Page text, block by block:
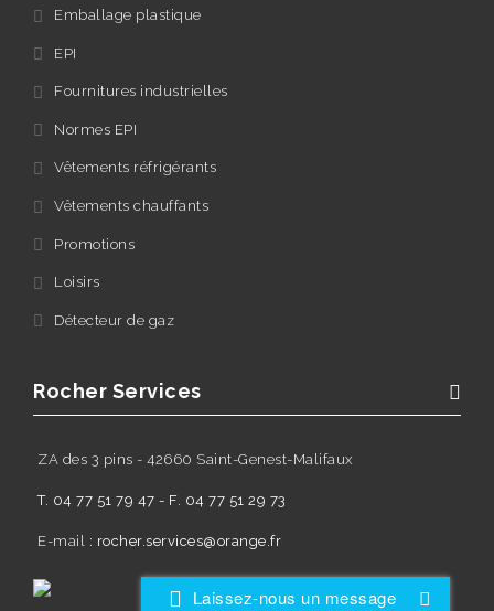
Laissez-nous un message
Emballage plastique
EPI
Fournitures industrielles
Normes EPI
Vêtements réfrigérants
Vêtements chauffants
Promotions
Loisirs
Détecteur de gaz
Rocher Services
ZA des 3 pins - 42660 Saint-Genest-Malifaux
T. 04 77 51 79 47 - F. 04 77 51 29 73
E-mail : rocher.services@orange.fr